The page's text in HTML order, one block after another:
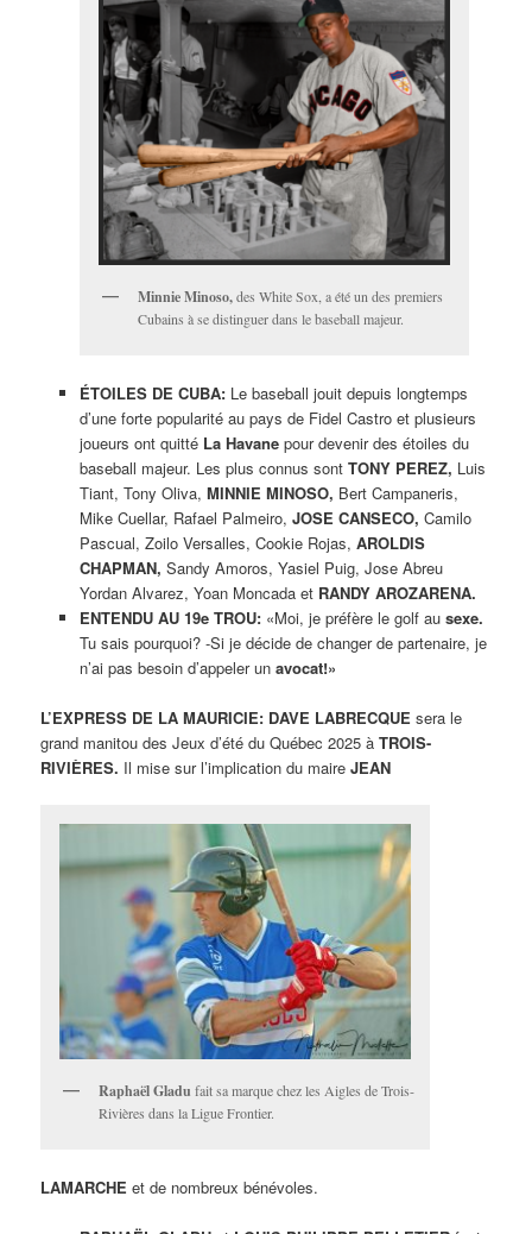
Minnie Minoso,des White Sox, a été un des premiers
Cubains à se distinguer dans le baseball majeur.
ÉTOILES DE CUBA:Le baseball jouit depuis longtemps
d’une forte popularité au pays de Fidel Castro et plusieurs
joueurs ont quitté La Havanepour devenir des étoiles du
baseball majeur. Les plus connus sont TONY PEREZ, Luis
Tiant, Tony Oliva, MINNIE MINOSO, Bert Campaneris,
Mike Cuellar, Rafael Palmeiro, JOSE CANSECO, Camilo
Pascual, Zoilo Versalles, Cookie Rojas, AROLDIS
CHAPMAN, Sandy Amoros, Yasiel Puig, Jose Abreu
Yordan Alvarez, Yoan Moncada et RANDY AROZARENA.
ENTENDU AU 19e TROU: «Moi, je préfère le golf au sexe.
Tu sais pourquoi? -Si je décide de changer de partenaire, je
n’ai pas besoin d’appeler un avocat!»
L’EXPRESS DE LA MAURICIE: DAVE LABRECQUEsera le
grand manitou des Jeux d’été du Québec 2025 àTROIS-
RIVIÈRES. Il mise sur l’implication du maireJEAN
Raphaël Gladufait sa marque chez les Aigles de Trois-
Rivières dans la Ligue Frontier.
LAMARCHE et de nombreux bénévoles.